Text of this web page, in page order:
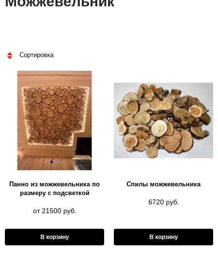
Сортировка
Панно из можжевельника по
размеру с подсветкой
от 21500 руб.
В корзину
Спилы можжевельника
6720 руб.
В корзину